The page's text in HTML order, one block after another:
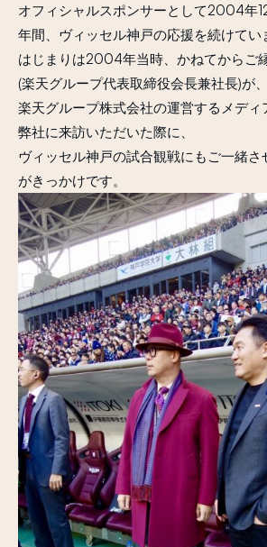
オフィシャルスポンサーとして2004年
年間、ヴィッセル神戸の応援を続けてい
はじまりは2004年当時、かねてからご
(楽天グループ代表取締役会長兼社長)が、
楽天グループ株式会社の運営するメディ
弊社に来訪いただいた際に、
ヴィッセル神戸の試合観戦にもご一緒さ
がきっかけです。